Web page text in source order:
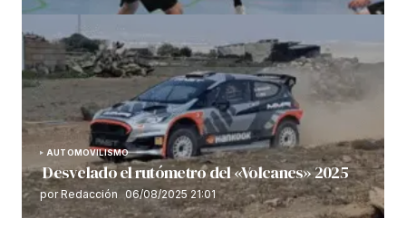
AUTOMOVILISMO
Desvelado el rutómetro del «Volcanes» 2025
por Redacción 06/08/2025 21:01